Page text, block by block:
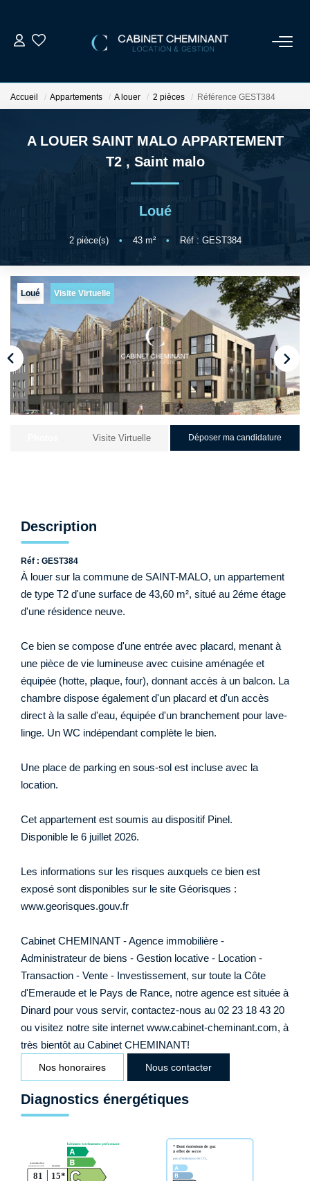
LOUER
VENDRE
GESTION LOCATIVE
NOS AGENCES
Qui Sommes-Nous ?
Nos Biens Loués
Nos Actualités
EXTRANET
CONTACT
Accueil Appartements A louer 2 pièces Référence GEST384
A LOUER SAINT MALO APPARTEMENT
T2 , Saint malo
Loué
2pièce(s) • 43m² • Réf : GEST384
Loué Visite Virtuelle
Visite Virtuelle Déposer ma candidature
Description
Réf : GEST384
À louer sur la commune de SAINT-MALO, un appartement
de type T2 d'une surface de 43,60 m², situé au 2éme étage
d'une résidence neuve.
Ce bien se compose d'une entrée avec placard, menant à
une pièce de vie lumineuse avec cuisine aménagée et
équipée (hotte, plaque, four), donnant accès à un balcon. La
chambre dispose également d'un placard et d'un accès
direct à la salle d'eau, équipée d'un branchement pour lave-
linge. Un WC indépendant complète le bien.
Une place de parking en sous-sol est incluse avec la
location.
Cet appartement est soumis au dispositif Pinel.
Disponible le 6 juillet 2026.
Les informations sur les risques auxquels ce bien est
exposé sont disponibles sur le site Géorisques :
www.georisques.gouv.fr
Cabinet CHEMINANT - Agence immobilière -
Administrateur de biens - Gestion locative - Location -
Transaction - Vente - Investissement, sur toute la Côte
d'Emeraude et le Pays de Rance, notre agence est située à
Dinard pour vous servir, contactez-nous au 02 23 18 43 20
ou visitez notre site internet www.cabinet-cheminant.com, à
très bientôt au Cabinet CHEMINANT!
Nos honoraires Nous contacter
Diagnostics énergétiques